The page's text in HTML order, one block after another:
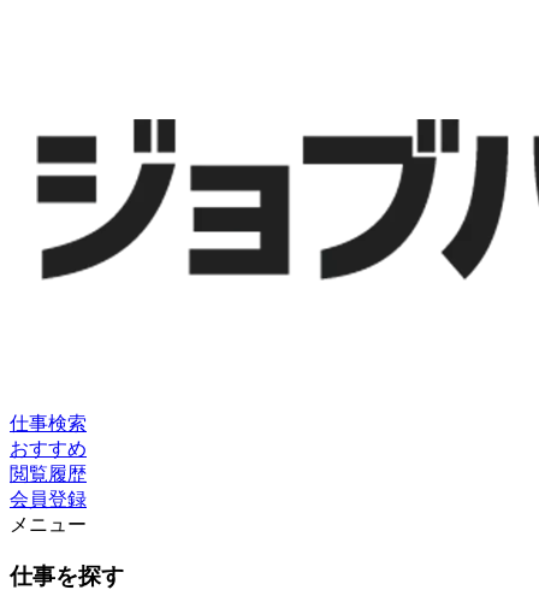
仕事検索
おすすめ
閲覧履歴
会員登録
メニュー
仕事を探す